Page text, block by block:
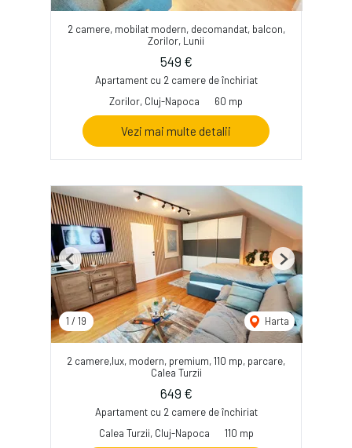
2 camere, mobilat modern, decomandat, balcon,
Zorilor, Lunii
549 €
Apartament cu 2 camere de închiriat
Zorilor, Cluj-Napoca
60 mp
Vezi mai multe detalii
1 / 19 Harta
Previous Next
2 camere,lux, modern, premium, 110 mp, parcare,
Calea Turzii
649 €
Apartament cu 2 camere de închiriat
Calea Turzii, Cluj-Napoca
110 mp